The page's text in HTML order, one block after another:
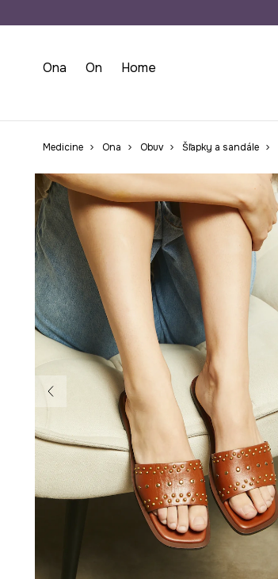
Ona On Home
Medicine Ona Obuv Šľapky a sandále